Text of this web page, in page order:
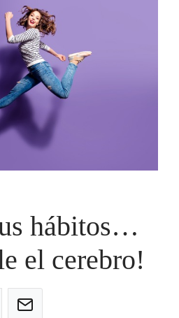
hábitos…
el cerebro!